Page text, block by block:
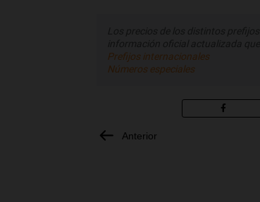
Prefijos internacionales
Números especiales
Anterior